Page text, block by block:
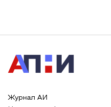
Журнал АИ